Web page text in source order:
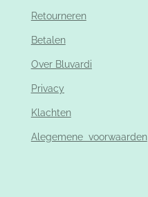
Retourneren
Betalen
Over Bluvardi
Privacy
Klachten
Alegemene voorwaarden